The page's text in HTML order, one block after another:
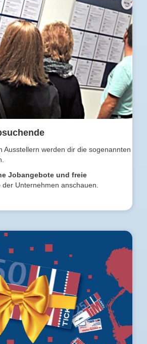
Ausstellern werden dir die sogenannten
Jobangebote und freie
der Unternehmen anschauen.